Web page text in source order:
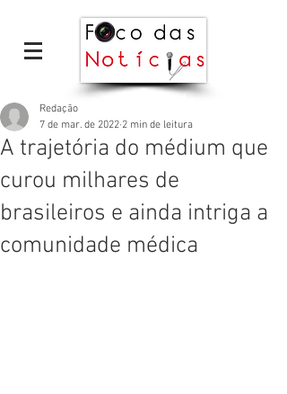
A trajetória do médium que
curou milhares de
brasileiros e ainda intriga a
comunidade médica
Redação
7 de mar. de 2022 2 min de leitura